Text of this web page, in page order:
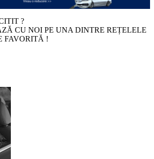
?
CU NOI PE UNA DINTRE REȚELELE
FAVORITĂ !